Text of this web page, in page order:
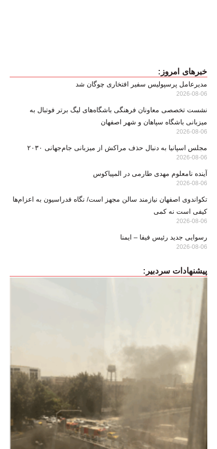
خبرهای امروز:
مدیرعامل پرسپولیس سفیر افتخاری چوگان شد
2026-08-06
نشست تخصصی معاونان فرهنگی باشگاه‌های لیگ برتر فوتبال به
میزبانی باشگاه سپاهان و شهر اصفهان
2026-08-06
مجلس اسپانیا به دنبال حذف مراکش از میزبانی جام‌جهانی ۲۰۳۰
2026-08-06
آینده نامعلوم مهدی طارمی در المپیاکوس
2026-08-06
تکواندوی اصفهان نیازمند سالن مجهز است/ نگاه فدراسیون به اعزام‌ها
کیفی است نه کمی
2026-08-06
رسوایی جدید رئیس فیفا – ایمنا
2026-08-06
پیشنهادات سردبیر: